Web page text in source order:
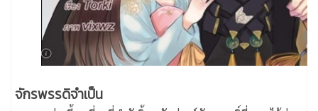
จักรพรรดิจำเป็น